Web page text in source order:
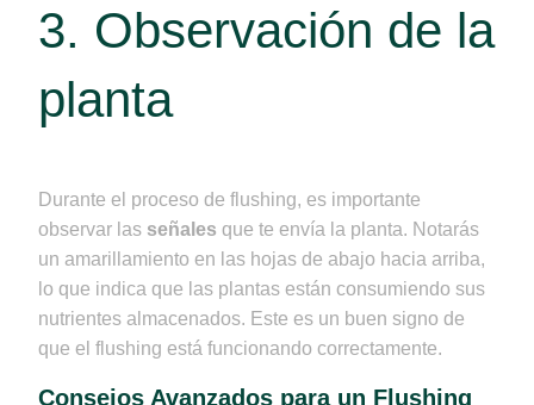
3. Observación de la
planta
Durante el proceso de flushing, es importante
observar las señales que te envía la planta. Notarás
un amarillamiento en las hojas de abajo hacia arriba,
lo que indica que las plantas están consumiendo sus
nutrientes almacenados. Este es un buen signo de
que el flushing está funcionando correctamente.
Consejos Avanzados para un Flushing